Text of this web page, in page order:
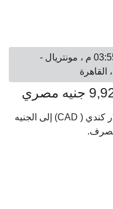
تحديث: السبت 08 أغسطس 2026, 03:55 م ، مونتريال -
يتم عرض أسعار الصرف من 279 دولار كندي ( CAD) إلى الجنيه